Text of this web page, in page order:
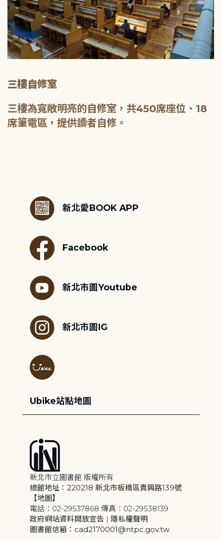
三樓自修室
三樓為寬敞明亮的自修室，共450席座位、18
席筆電區，提供讀者自修。
新北愛BOOK APP
Facebook
新北市圖Youtube
新北市圖IG
Ubike站點地圖
新北市立圖書館 版權所有
總館地址：220218 新北市板橋區貴興路139號
【地圖】
電話：02-29537868 傳真：02-29538139
政府網站資料開放宣告 | 隱私權聲明
圖書館信箱：cad2170001@ntpc.gov.tw